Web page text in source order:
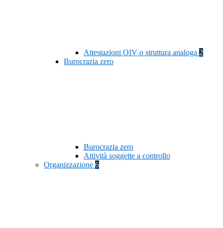
Attestazioni OIV o struttura analoga 2
Burocrazia zero
Burocrazia zero
Attività soggette a controllo
Organizzazione 6